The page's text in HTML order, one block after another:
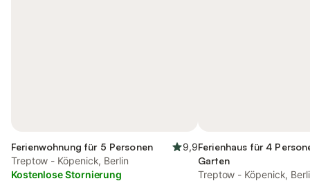
Ferienwohnung für 5 Personen
9,9
Treptow - Köpenick, Berlin
Kostenlose Stornierung
Ferienhaus für 4
Garten
Treptow - Köpenick,